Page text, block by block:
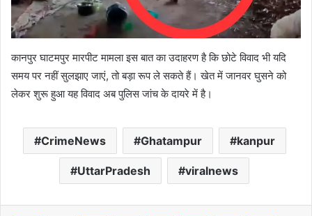
कानपुर घाटमपुर मारपीट मामला इस बात का उदाहरण है कि छोटे विवाद भी यदि
समय पर नहीं सुलझाए जाएं, तो बड़ा रूप ले सकते हैं। खेत में जानवर घुसने को
लेकर शुरू हुआ यह विवाद अब पुलिस जांच के दायरे में है।
CrimeNews Ghatampur kanpur
UttarPradesh viralnews